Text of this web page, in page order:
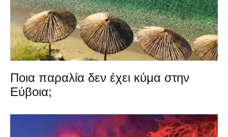
Ποια παραλία δεν έχει κύμα στην
Εύβοια;